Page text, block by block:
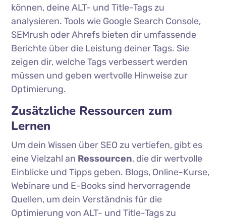
können, deine ALT- und Title-Tags zu
analysieren. Tools wie Google Search Console,
SEMrush oder Ahrefs bieten dir umfassende
Berichte über die Leistung deiner Tags. Sie
zeigen dir, welche Tags verbessert werden
müssen und geben wertvolle Hinweise zur
Optimierung.
Zusätzliche Ressourcen zum
Lernen
Um dein Wissen über SEO zu vertiefen, gibt es
eine Vielzahl an Ressourcen, die dir wertvolle
Einblicke und Tipps geben. Blogs, Online-Kurse,
Webinare und E-Books sind hervorragende
Quellen, um dein Verständnis für die
Optimierung von ALT- und Title-Tags zu